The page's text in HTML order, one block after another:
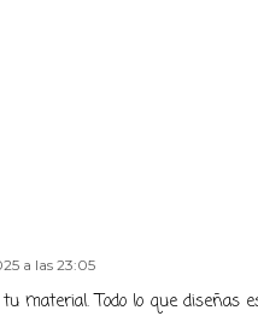
a las 23:05
material. Todo lo que diseñas